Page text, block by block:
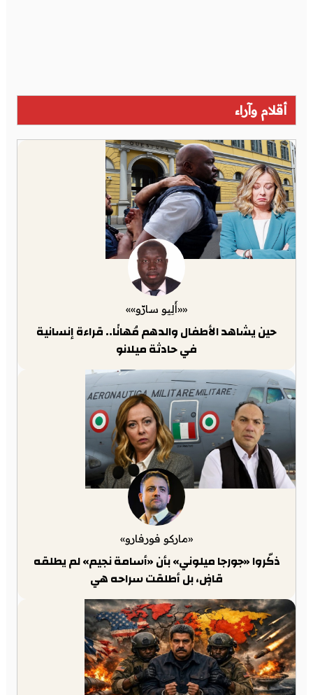
أقلام وآراء
««أَلِيو سارّو»»
حين يشاهد الأطفال والدهم مُهانًا.. قراءة إنسانية
في حادثة ميلانو
«ماركو فورفارو»
ذكّروا «جورجا ميلوني» بأن «أسامة نجيم» لم يطلقه
قاضٍ، بل أطلقت سراحه هي